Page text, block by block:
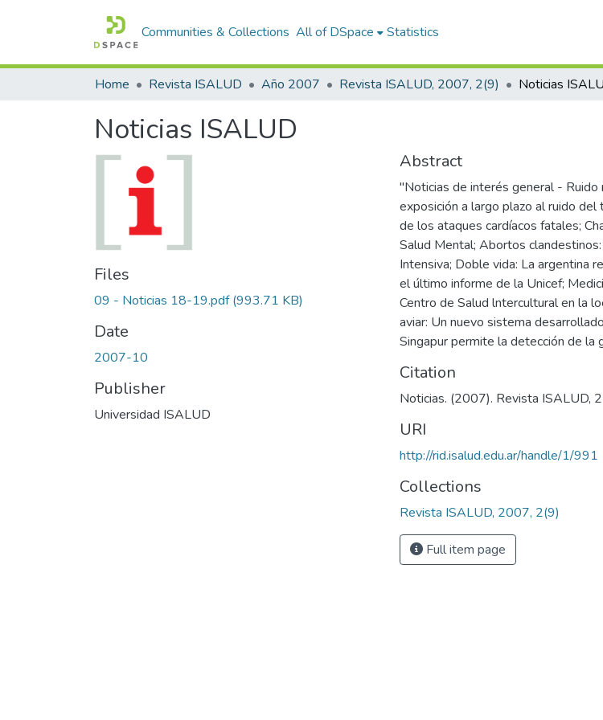
Communities & Collections All of DSpace Statistics
Home Revista ISALUD Año 2007 Revista ISALUD, 2007, 2(9) Noticias
Noticias ISALUD
Files
09 - Noticias 18-19.pdf(993.71 KB)
Date
2007-10
Publisher
Universidad ISALUD
Abstract
"Noticias de interés general -
exposición a largo plazo al ruido
de los ataques cardíacos fatales;
Salud Mental; Abortos
Intensiva; Doble vida: La argentina
el último informe de la Unicef;
Centro de Salud lntercultural en la
aviar: Un nuevo sistema
Singapur permite la detección de la
Citation
Noticias. (2007). Revista ISALUD,
URI
http://rid.isalud.edu.ar/handle/1/991
Collections
Revista ISALUD, 2007, 2(9)
Full item page